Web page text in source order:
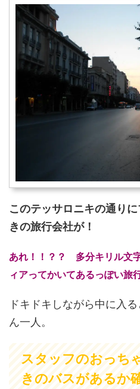
このテッサロニキの通り
きの旅行会社が！
あれ！！？？ 多分キリル文
ィアってかいてあるっぽい旅
ドキドキしながら中に入
ん一人。
スタッフのおっち
きのバスがあるか